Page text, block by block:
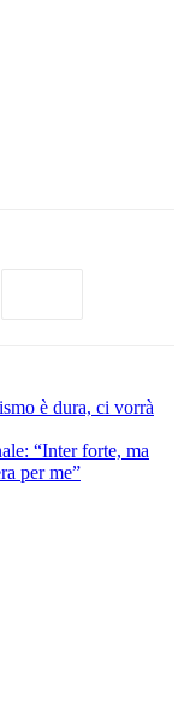
è dura, ci vorrà
“Inter forte, ma
per me”